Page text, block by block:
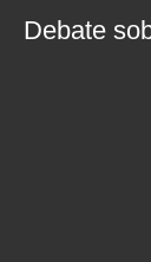
Debate